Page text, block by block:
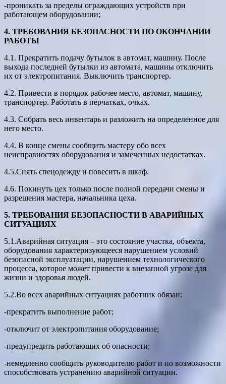
-проникать за пределы ограждающих устройств при
работающем оборудовании;
4. ТРЕБОВАНИЯ БЕЗОПАСНОСТИ ПО ОКОНЧАНИИ
РАБОТЫ
4.1. Прекратить подачу бутылок в автомат, машину. После
выхода последней бутылки из автомата, машины отключить
их от электропитания. Выключить транспортер.
4.2. Привести в порядок рабочее место, автомат, машину,
транспортер. Работать в перчатках, очках.
4.3. Собрать весь инвентарь и разложить на определенное для
него место.
4.4. В конце смены сообщить мастеру обо всех
неисправностях оборудования и замеченных недостатках.
4.5.Снять спецодежду и повесить в шкаф.
4.6. Покинуть цех только после полной передачи смены и
разрешения мастера, начальника цеха.
5. ТРЕБОВАНИЯ БЕЗОПАСНОСТИ В АВАРИЙНЫХ
СИТУАЦИЯХ
5.1.Аварийная ситуация – это состояние участка, объекта,
оборудования характеризующееся нарушением условий
безопасной эксплуатации, нарушением технологического
процесса, которое может привести к внезапной угрозе для
жизни и здоровья людей.
5.2.Во всех аварийных ситуациях работник обязан:
-прекратить выполнение работ;
-отключит от электропитания оборудование;
-предупредить работающих об опасности;
-немедленно сообщить руководителю работ и по возможности
способствовать устранению аварийной ситуации.